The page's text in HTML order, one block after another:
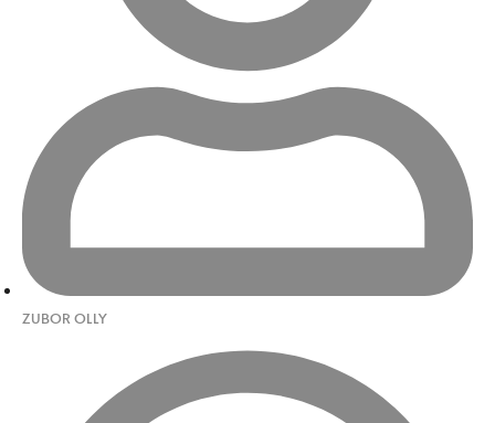
ZUBOR OLLY